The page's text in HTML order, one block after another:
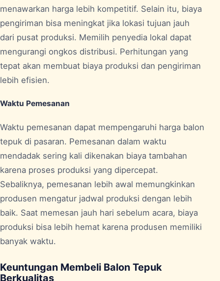
menawarkan harga lebih kompetitif. Selain itu, biaya
pengiriman bisa meningkat jika lokasi tujuan jauh
dari pusat produksi. Memilih penyedia lokal dapat
mengurangi ongkos distribusi. Perhitungan yang
tepat akan membuat biaya produksi dan pengiriman
lebih efisien.
Waktu Pemesanan
Waktu pemesanan dapat mempengaruhi harga balon
tepuk di pasaran. Pemesanan dalam waktu
mendadak sering kali dikenakan biaya tambahan
karena proses produksi yang dipercepat.
Sebaliknya, pemesanan lebih awal memungkinkan
produsen mengatur jadwal produksi dengan lebih
baik. Saat memesan jauh hari sebelum acara, biaya
produksi bisa lebih hemat karena produsen memiliki
banyak waktu.
Keuntungan Membeli Balon Tepuk
Berkualitas